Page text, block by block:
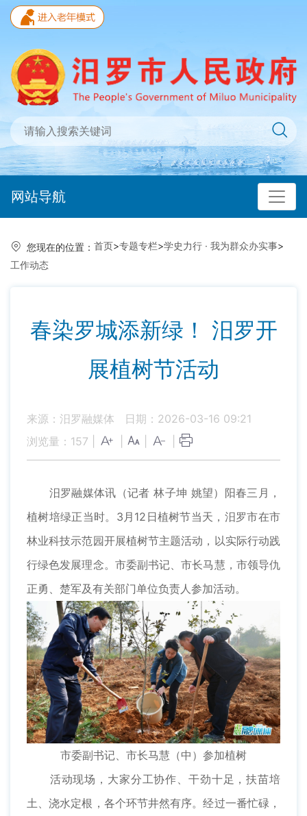
网站导航
您现在的位置： 首页>专题专栏>学史力行 · 我为群众办实事>
工作动态
春染罗城添新绿！ 汨罗开
展植树节活动
来源：汨罗融媒体
日期：2026-03-16 09:21
浏览量： 157
汨罗融媒体讯（记者 林子坤 姚望）阳春三月，
植树培绿正当时。3月12日植树节当天，汨罗市在市
林业科技示范园开展植树节主题活动，以实际行动践
行绿色发展理念。市委副书记、市长马慧，市领导仇
正勇、楚军及有关部门单位负责人参加活动。
市委副书记、市长马慧（中）参加植树
活动现场，大家分工协作、干劲十足，扶苗培
土、浇水定根，各个环节井然有序。经过一番忙碌，